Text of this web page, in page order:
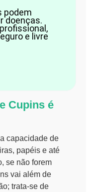
podem
doenças.
e livre
Cupins é
capacidade de
papéis e até
se não forem
vai além de
trata-se de